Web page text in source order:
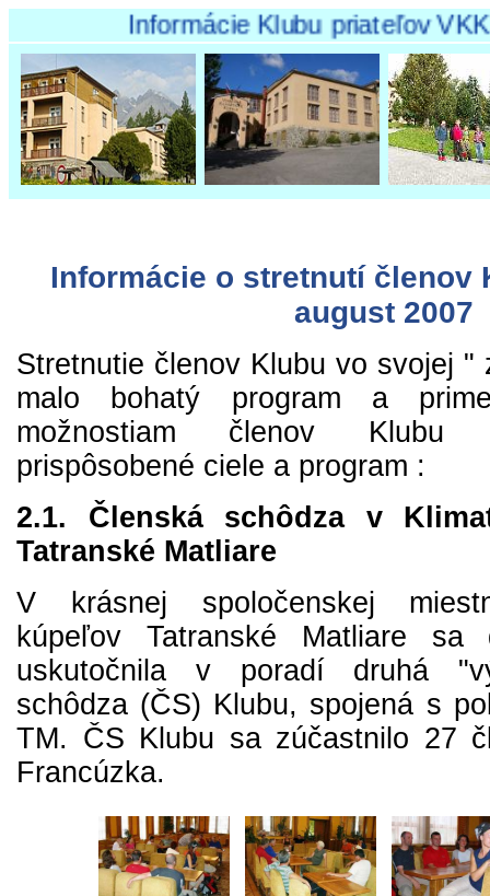
Informácie Klubu priateľov VKK
Informácie o stretnutí členov
august 2007
Stretnutie členov Klubu vo svojej "
malo bohatý program a
možnostiam členov Klubu
prispôsobené ciele a program :
2.1. Členská schôdza v
Tatranské Matliare
V krásnej spoločenskej
kúpeľov Tatranské Matliare
uskutočnila v poradí druhá
schôdza (ČS) Klubu, spojená s
TM. ČS Klubu sa zúčastnilo 27
Francúzka.